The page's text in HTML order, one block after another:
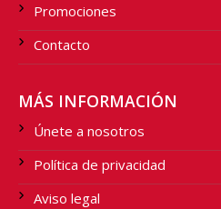
Promociones
Contacto
MÁS INFORMACIÓN
Únete a nosotros
Política de privacidad
Aviso legal